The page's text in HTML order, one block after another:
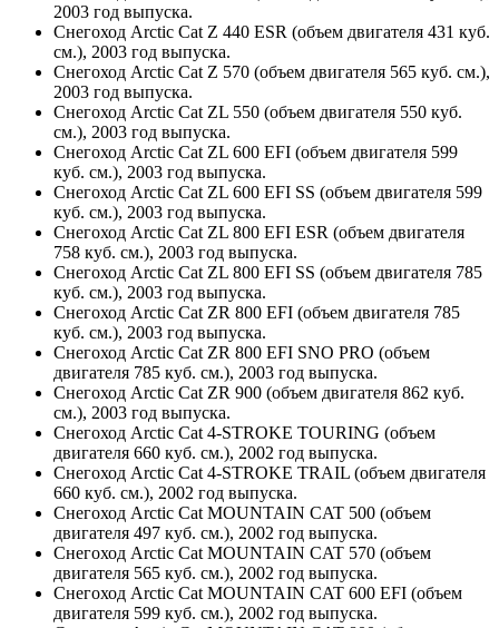
2003 год выпуска.
Снегоход Arctic Cat Z 440 ESR (объем двигателя 431 куб.
см.), 2003 год выпуска.
Снегоход Arctic Cat Z 570 (объем двигателя 565 куб. см.),
2003 год выпуска.
Снегоход Arctic Cat ZL 550 (объем двигателя 550 куб.
см.), 2003 год выпуска.
Снегоход Arctic Cat ZL 600 EFI (объем двигателя 599
куб. см.), 2003 год выпуска.
Снегоход Arctic Cat ZL 600 EFI SS (объем двигателя 599
куб. см.), 2003 год выпуска.
Снегоход Arctic Cat ZL 800 EFI ESR (объем двигателя
758 куб. см.), 2003 год выпуска.
Снегоход Arctic Cat ZL 800 EFI SS (объем двигателя 785
куб. см.), 2003 год выпуска.
Снегоход Arctic Cat ZR 800 EFI (объем двигателя 785
куб. см.), 2003 год выпуска.
Снегоход Arctic Cat ZR 800 EFI SNO PRO (объем
двигателя 785 куб. см.), 2003 год выпуска.
Снегоход Arctic Cat ZR 900 (объем двигателя 862 куб.
см.), 2003 год выпуска.
Снегоход Arctic Cat 4-STROKE TOURING (объем
двигателя 660 куб. см.), 2002 год выпуска.
Снегоход Arctic Cat 4-STROKE TRAIL (объем двигателя
660 куб. см.), 2002 год выпуска.
Снегоход Arctic Cat MOUNTAIN CAT 500 (объем
двигателя 497 куб. см.), 2002 год выпуска.
Снегоход Arctic Cat MOUNTAIN CAT 570 (объем
двигателя 565 куб. см.), 2002 год выпуска.
Снегоход Arctic Cat MOUNTAIN CAT 600 EFI (объем
двигателя 599 куб. см.), 2002 год выпуска.